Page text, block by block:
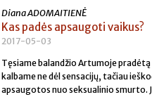
Diana ADOMAITIENĖ
Kas padės apsaugoti vaikus?
2017-05-03
Tęsiame balandžio Artumoje
kalbame ne dėl sensacijų, tačiau
apsaugotos nuo seksualinio smurto.